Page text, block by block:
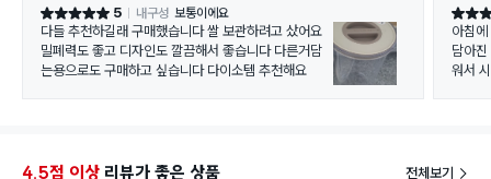
별점 5점 5 내구성 보통이에요
다들 추천하길래 구매했습니다 쌀 보관하려고 샀어요
밀폐력도 좋고 디자인도 깔끔해서 좋습니다 다른거담
는용으로도 구매하고 싶습니다 다이소템 추천해요
별점 5
아침
담아
워서
4.5점 이상 리뷰가 좋은 상품 전체보기